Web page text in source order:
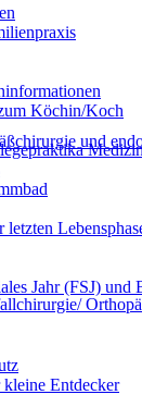
und
Köchin/Koch
Jahr (FSJ) und
Entdecker